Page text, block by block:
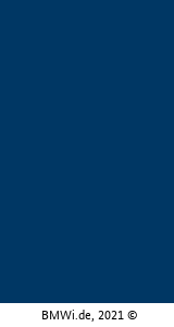
BMWi.de, 2021 ©